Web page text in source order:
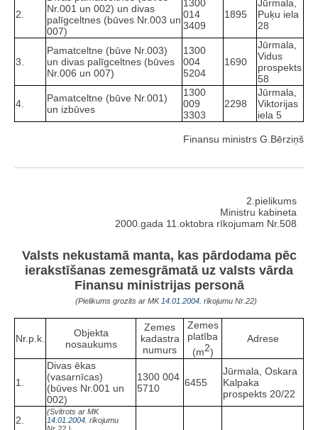
2.
Nr.001 un 002) un divas
palīgceltnes (būves Nr.003 un
007)
1300
014
3409
1895
Jūrmala,
Puķu iela
28
3.
Pamatceltne (būve Nr.003)
un divas palīgceltnes (būves
Nr.006 un 007)
1300
004
5204
1690
Jūrmala,
Vidus
prospekts
58
4.
Pamatceltne (būve Nr.001)
un izbūves
1300
009
3303
2298
Jūrmala,
Viktorijas
iela 5
Finansu ministrs G.Bērziņš
2.pielikums
Ministru kabineta
2000.gada 11.oktobra rīkojumam Nr.508
Valsts nekustamā manta, kas pārdodama pēc
ierakstīšanas zemesgrāmatā uz valsts vārda
Finansu ministrijas personā
(Pielikums grozīts ar MK 14.01.2004. rīkojumu Nr.22)
Nr.p.k.
Objekta
nosaukums
Zemes
kadastra
numurs
Zemes
platība
(m2)
Adrese
1.
Divas ēkas
(vasarnīcas)
(būves Nr.001 un
002)
1300 004
5710
6455
Jūrmala, Oskara
Kalpaka
prospekts 20/22
2.
(Svītrots ar MK
14.01.2004. rīkojumu